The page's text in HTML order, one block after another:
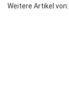
Weitere Artikel von: